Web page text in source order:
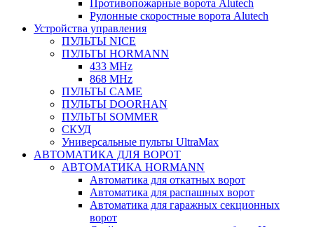
Противопожарные ворота Alutech
Рулонные скоростные ворота Alutech
Устройства управления
ПУЛЬТЫ NICE
ПУЛЬТЫ HORMANN
433 MHz
868 MHz
ПУЛЬТЫ CAME
ПУЛЬТЫ DOORHAN
ПУЛЬТЫ SOMMER
СКУД
Универсальные пульты UltraMax
АВТОМАТИКА ДЛЯ ВОРОТ
АВТОМАТИКА HORMANN
Автоматика для откатных ворот
Автоматика для распашных ворот
Автоматика для гаражных секционных
ворот